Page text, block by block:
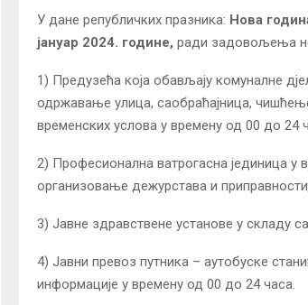
У дане републичких празника: Нова
јануар 2024. године, ради задовољења
1) Предузећа која обављају комуналне
одржавање улица, саобраћајница,
временских услова у времену од 00 до 24
2) Професионална ватрогасна јединица у
организовање дежурстава и
3) Јавне здравствене установе у складу
4) Јавни превоз путника – аутобуске
информације у времену од 00 до 24 часа.